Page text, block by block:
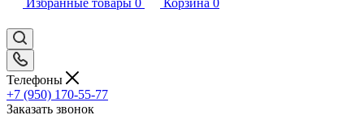
Избранные товары 0 Корзина 0
Телефоны
+7 (950) 170-55-77
Заказать звонок